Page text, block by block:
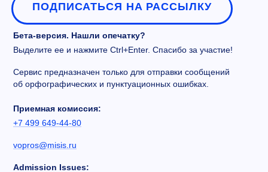
ПОДПИСАТЬСЯ НА РАССЫЛКУ
Бета-версия. Нашли опечатку?
Выделите ее и нажмите Ctrl+Enter. Спасибо за участие!
Сервис предназначен только для отправки сообщений
об орфографических и пунктуационных ошибках.
Приемная комиссия:
+7 499 649-44-80
vopros@misis.ru
Admission Issues: